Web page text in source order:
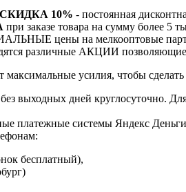
СКИДКА 10% - постоянная
при заказе товара на сумму более 5
цены на мелкооптовые
различные АКЦИИ
усилия, чтобы
без выходных дней круглосуточно.
платежные системы Яндекс
бесплатный),